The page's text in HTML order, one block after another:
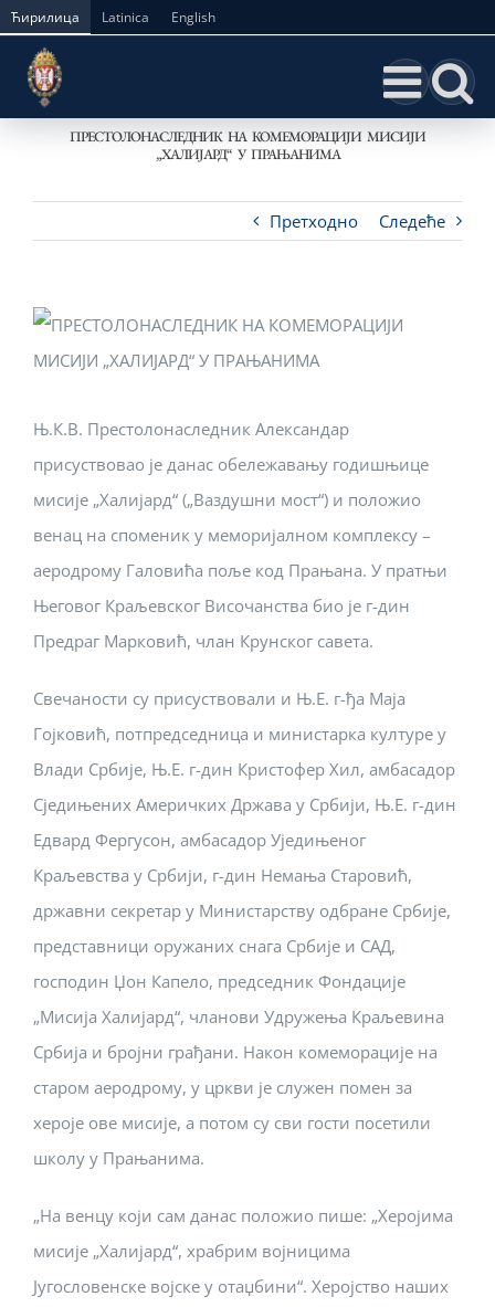
Skip
content
Ћирилица Latinica English
ПРЕСТОЛОНАСЛЕДНИК НА КОМЕМОРАЦИЈИ МИСИЈИ
„ХАЛИЈАРД“ У ПРАЊАНИМА
Претходно Следеће
Њ.К.В. Престолонаследник Александар
присуствовао је данас обележавању годишњице
мисије „Халијард“ („Ваздушни мост“) и положио
венац на споменик у меморијалном комплексу –
аеродрому Галовића поље код Прањана. У пратњи
Његовог Краљевског Височанства био је г-дин
Предраг Марковић, члан Крунског савета.
Свечаности су присуствовали и Њ.Е. г-ђа Маја
Гојковић, потпредседница и министарка културе у
Влади Србије, Њ.Е. г-дин Кристофер Хил, амбасадор
Сједињених Америчких Држава у Србији, Њ.Е. г-дин
Едвард Фергусон, амбасадор Уједињеног
Краљевства у Србији, г-дин Немања Старовић,
државни секретар у Министарству одбране Србије,
представници оружаних снага Србије и САД,
господин Џон Капело, председник Фондације
„Мисија Халијард“, чланови Удружења Краљевина
Србија и бројни грађани. Након комеморације на
старом аеродрому, у цркви је служен помен за
хероје ове мисије, а потом су сви гости посетили
школу у Прањанима.
„На венцу који сам данас положио пише: „Херојима
мисије „Халијард“, храбрим војницима
Југословенске војске у отаџбини“. Херојство наших